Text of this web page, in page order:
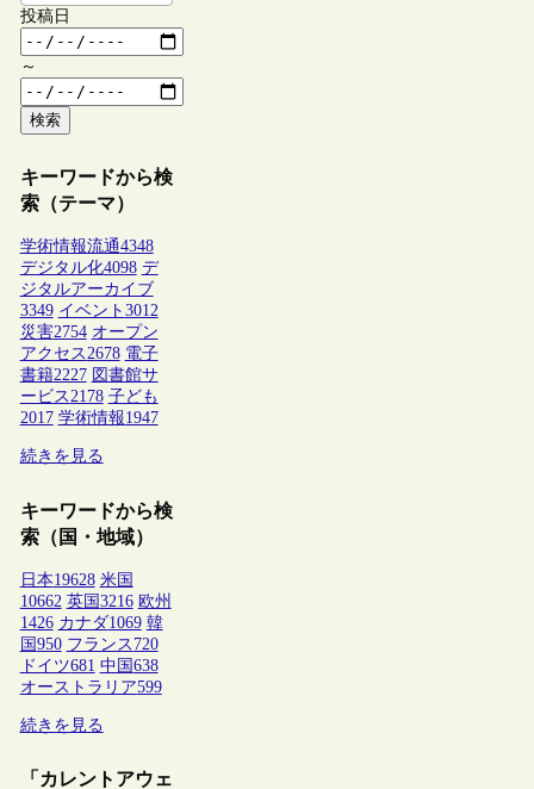
投稿日
～
検索
キーワードから検
索（テーマ）
学術情報流通4348
デジタル化4098 デ
ジタルアーカイブ
3349 イベント 3012
災害2754 オープン
アクセス2678 電子
書籍2227 図書館サ
ービス2178 子ども
2017 学術情報1947
続きを見る
キーワードから検
索（国・地域）
日本19628 米国
10662 英国 3216 欧州
1426 カナダ1069 韓
国 950 フランス 720
ドイツ681 中国 638
オーストラリア599
続きを見る
「カレントアウェ